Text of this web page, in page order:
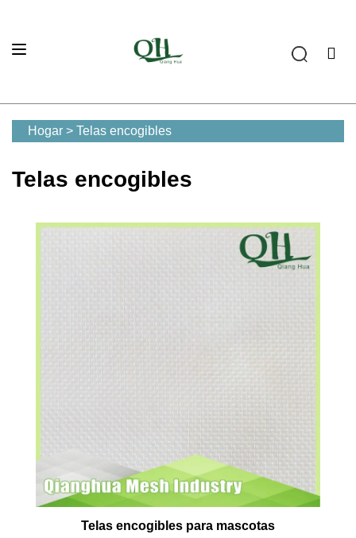
Hogar > Telas encogibles
Telas encogibles
Telas encogibles para mascotas